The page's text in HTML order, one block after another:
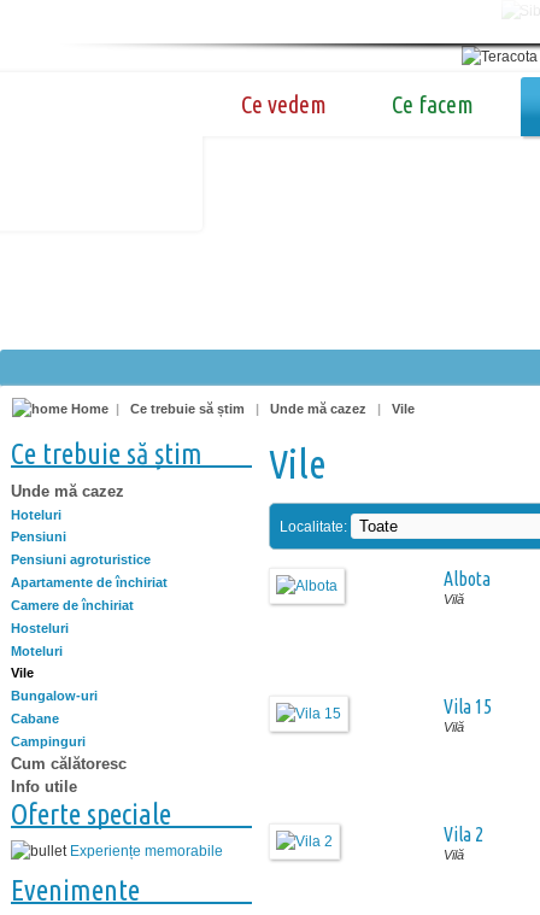
Ce vedem Ce facem
Home | Ce trebuie să știm | Unde mă cazez | Vile
Ce trebuie să știm
Unde mă cazez
Hoteluri
Pensiuni
Pensiuni agroturistice
Apartamente de închiriat
Camere de închiriat
Hosteluri
Moteluri
Vile
Bungalow-uri
Cabane
Campinguri
Cum călătoresc
Info utile
Oferte speciale
Experiențe memorabile
Evenimente
Vile
Localitate:
Albota
Vilă
Vila 15
Vilă
Vila 2
Vilă